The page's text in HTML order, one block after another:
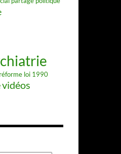
réforme loi 1990
vidéos